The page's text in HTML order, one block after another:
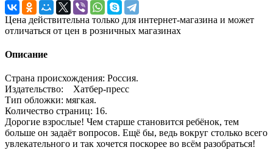
Цена действительна только для интернет-магазина и может
отличаться от цен в розничных магазинах
Описание
Страна происхождения: Россия.
Издательство: Хатбер-пресс
Тип обложки: мягкая.
Количество страниц: 16.
Дорогие взрослые! Чем старше становится ребёнок, тем
больше он задаёт вопросов. Ещё бы, ведь вокруг столько всего
увлекательного и так хочется поскорее во всём разобраться!